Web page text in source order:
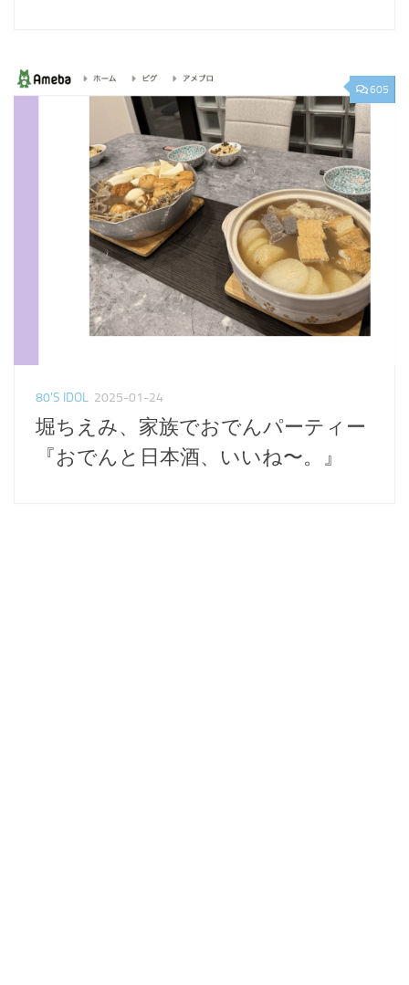
605
80'S IDOL 2025-01-24
堀ちえみ、家族でおでんパーティー
『おでんと日本酒、いいね〜。』